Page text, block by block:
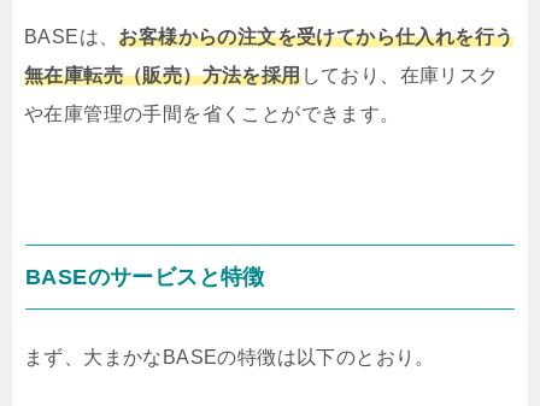
BASEは、お客様からの注文を受けてから仕入れを行う
無在庫転売（販売）方法を採用しており、在庫リスク
や在庫管理の手間を省くことができます。
BASEのサービスと特徴
まず、大まかなBASEの特徴は以下のとおり。